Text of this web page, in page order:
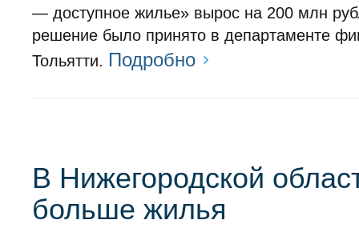
— доступное жилье» вырос на 200 млн
решение было принято в департаменте
Тольятти. Подробно
В Нижегородской
больше жилья